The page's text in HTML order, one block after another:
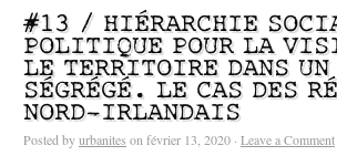
#13 / HIÉRARCHIE
POLITIQUE POUR LA
LE TERRITOIRE DANS UN
SÉGRÉGÉ. LE CAS DES
NORD-IRLANDAIS
Posted byurbanites on février 13, 2020 · Leave a Comment